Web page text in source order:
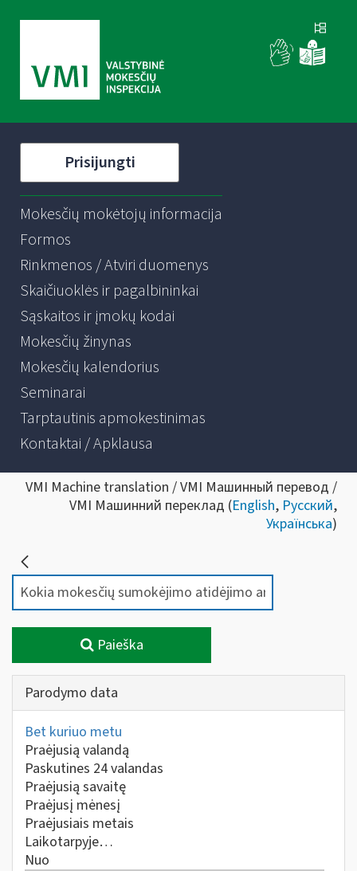
Prisijungti
Mokesčių mokėtojų informacija
Formos
Rinkmenos / Atviri duomenys
Skaičiuoklės ir pagalbininkai
Sąskaitos ir įmokų kodai
Mokesčių žinynas
Mokesčių kalendorius
Seminarai
Tarptautinis apmokestinimas
Kontaktai / Apklausa
VMI Machine translation / VMI Машинный перевод /
VMI Машинний переклад (English, Русский,
Українська)
Paieška
Parodymo data
Bet kuriuo metu
Praėjusią valandą
Paskutines 24 valandas
Praėjusią savaitę
Praėjusį mėnesį
Praėjusiais metais
Laikotarpyje…
Nuo